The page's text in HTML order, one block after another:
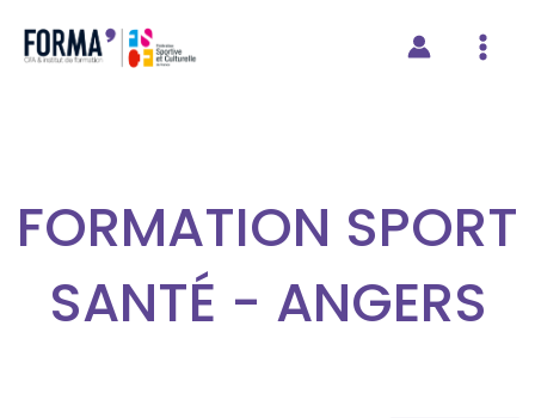
principal
contenu
FORMATION SPORT
SANTÉ - ANGERS